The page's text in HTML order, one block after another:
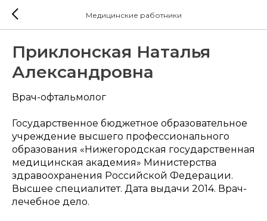
Медицинские работники
Приклонская Наталья
Александровна
Врач-офтальмолог
Государственное бюджетное образовательное
учреждение высшего профессионального
образования «Нижегородская государственная
медицинская академия» Министерства
здравоохранения Российской Федерации.
Высшее специалитет. Дата выдачи 2014. Врач-
лечебное дело.